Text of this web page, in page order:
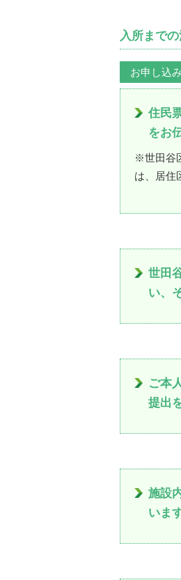
入所まで
お申し込
住民
をお
※世田谷
は、居住
世田
い、
ご本
提出
施設
いま